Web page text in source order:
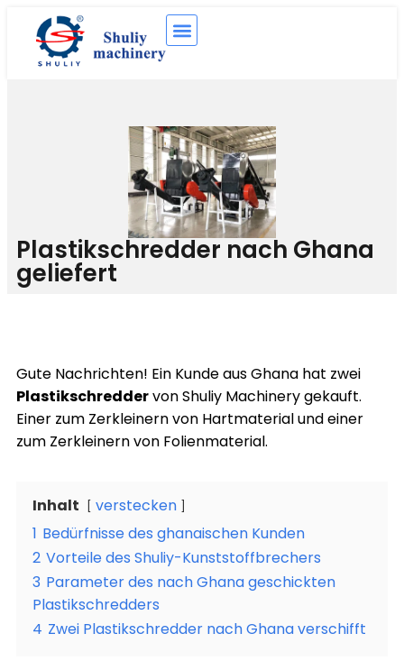
Plastikschredder nach Ghana
geliefert
Gute Nachrichten! Ein Kunde aus Ghana hat zwei
Plastikschreddervon Shuliy Machinery gekauft.
Einer zum Zerkleinern von Hartmaterial und einer
zum Zerkleinern von Folienmaterial.
Inhalt
verstecken
1 Bedürfnisse des ghanaischen Kunden
2 Vorteile des Shuliy-Kunststoffbrechers
3 Parameter des nach Ghana geschickten
Plastikschredders
4 Zwei Plastikschredder nach Ghana verschifft